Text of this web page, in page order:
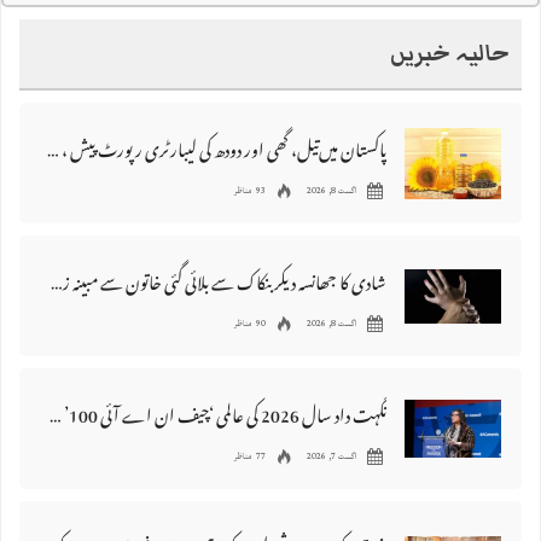
حالیہ خبریں
پاکستان میں‌تیل، گھی اور دودھ کی لیبارٹری رپورٹ پیش ، 176 نمونے غیر معیاری قرار
اگست 8, 2026 93 مناظر
شادی کا جھانسہ دیکر بنکاک سے بلائی گئی خاتون سے مبینہ زیادتی، ملزم گرفتار
اگست 8, 2026 90 مناظر
نگہت داد سال 2026 کی عالمی ‘چیف ان اے آئی 100’ فہرست میں شامل
اگست 7, 2026 77 مناظر